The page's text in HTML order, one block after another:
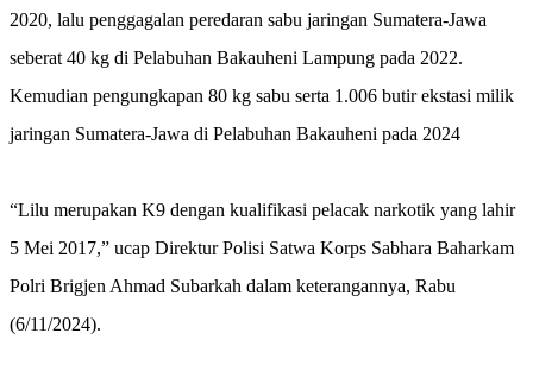
2020, lalu penggagalan peredaran sabu jaringan Sumatera-Jawa
seberat 40 kg di Pelabuhan Bakauheni Lampung pada 2022.
Kemudian pengungkapan 80 kg sabu serta 1.006 butir ekstasi milik
jaringan Sumatera-Jawa di Pelabuhan Bakauheni pada 2024
“Lilu merupakan K9 dengan kualifikasi pelacak narkotik yang lahir
5 Mei 2017,” ucap Direktur Polisi Satwa Korps Sabhara Baharkam
Polri Brigjen Ahmad Subarkah dalam keterangannya, Rabu
(6/11/2024).